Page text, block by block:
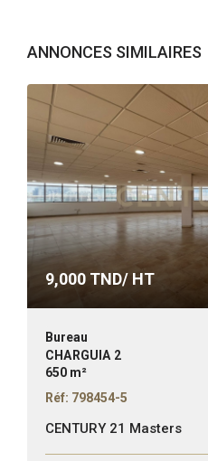
ANNONCES SIMILAIRES
9,000 TND/ HT
Bureau
CHARGUIA 2
650 m²
Réf: 798454-5
CENTURY 21 Masters